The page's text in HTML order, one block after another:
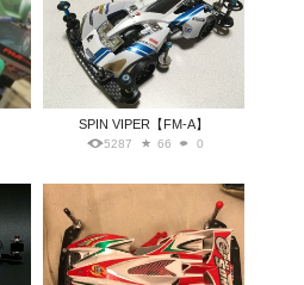
SPIN VIPER【FM-A】
5287 66 0